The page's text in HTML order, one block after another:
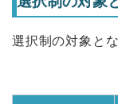
選択制の対象と